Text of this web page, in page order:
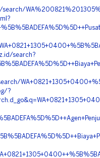
search/
search?
?